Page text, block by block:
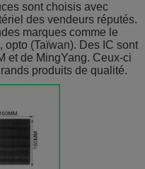
sont choisis avec
des vendeurs réputés.
marques comme le
opto (Taïwan). Des IC sont
et de MingYang. Ceux-ci
produits de qualité.